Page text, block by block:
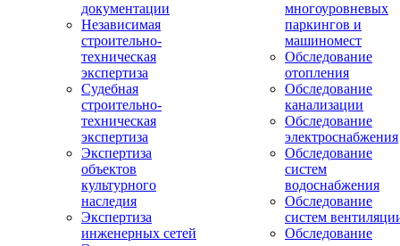
документации
Независимая
строительно-
техническая
экспертиза
Судебная
строительно-
техническая
экспертиза
Экспертиза
объектов
культурного
наследия
Экспертиза
инженерных сетей
многоуровневых
паркингов и
машиномест
Обследование
отопления
Обследование
канализации
Обследование
электроснабжения
Обследование
систем
водоснабжения
Обследование
систем
Обследование